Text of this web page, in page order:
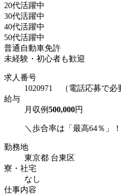
20代活躍中
30代活躍中
40代活躍中
50代活躍中
普通自動車免許
未経験・初心者も歓迎
求人番号
1020971 （電話応募で必
給与
月収例500,000円
＼歩合率は「最高64％」
勤務地
東京都 台東区
寮・社宅
なし
仕事内容